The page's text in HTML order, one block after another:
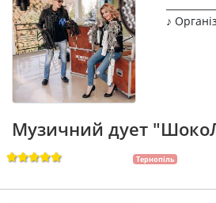
♪
Музичний дует
Тернопіль